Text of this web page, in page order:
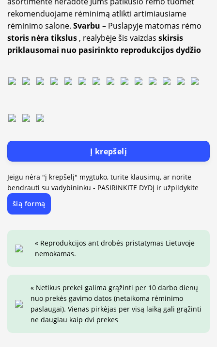
rekomenduojame rėminimą atlikti artimiausiame
rėminimo salone. Svarbu – Puslapyje matomas rėmo
storis nėra tikslus , realybėje šis vaizdas skirsis
priklausomai nuo pasirinkto reprodukcijos dydžio
Į krepšelį
Jeigu nėra "į krepšelį" mygtuko, turite klausimų, ar norite
bendrauti su vadybininku - PASIRINKITE DYDĮ ir užpildykite
šią formą
« Reprodukcijos ant drobės pristatymas Lietuvoje
nemokamas.
« Netikus prekei galima grąžinti per 10 darbo dienų
nuo prekės gavimo datos (netaikoma rėminimo
paslaugai). Vienas pirkėjas per visą laiką gali grąžinti
ne daugiau kaip dvi prekes